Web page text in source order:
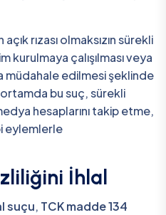
rızası olmaksızın sürekli
çalışılması veya
müdahale edilmesi şeklinde
bu suç, sürekli
hesaplarını takip etme,
eylemlerle
İhlal
suçu, TCK madde 134